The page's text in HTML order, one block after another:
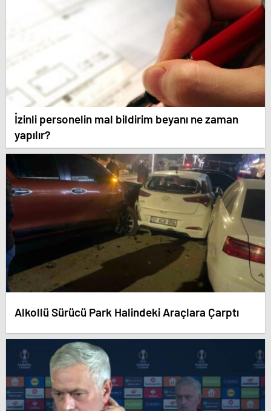
İzinli personelin mal bildirim beyanı ne zaman
yapılır?
Alkollü Sürücü Park Halindeki Araçlara Çarptı